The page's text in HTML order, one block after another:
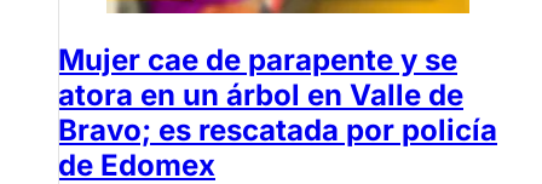
Mujer cae de parapente y se
atora en un árbol en Valle de
Bravo; es rescatada por policía
de Edomex